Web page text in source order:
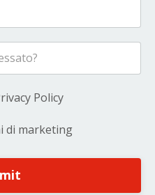
Policy
di marketing